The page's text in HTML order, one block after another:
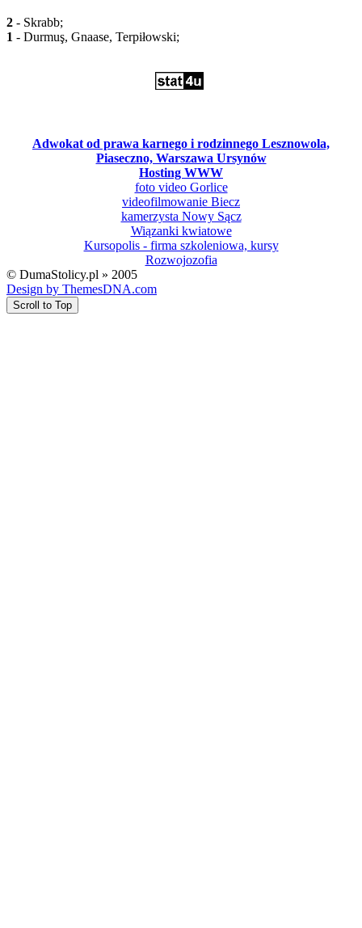
2 - Skrabb;
1 - Durmuş, Gnaase, Terpiłowski;
Adwokat od prawa karnego i rodzinnego Lesznowola,
Piaseczno, Warszawa Ursynów
Hosting WWW
foto video Gorlice
videofilmowanie Biecz
kamerzysta Nowy Sącz
Wiązanki kwiatowe
Kursopolis - firma szkoleniowa, kursy
Rozwojozofia
© DumaStolicy.pl » 2005
Design by ThemesDNA.com
Scroll to Top